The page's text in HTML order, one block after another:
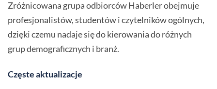
Zróżnicowana grupa odbiorców Haberler obejmuje
profesjonalistów, studentów i czytelników ogólnych,
dzięki czemu nadaje się do kierowania do różnych
grup demograficznych i branż.
Częste aktualizacje